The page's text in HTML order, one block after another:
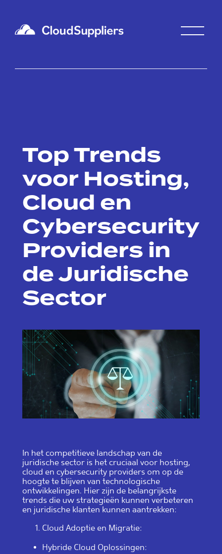
Top Trends
voor Hosting,
Cloud en
Cybersecurity
Providers in
de Juridische
Sector
In het competitieve landschap van de
juridische sector is het cruciaal voor hosting,
cloud en cybersecurity providers om op de
hoogte te blijven van technologische
ontwikkelingen. Hier zijn de belangrijkste
trends die uw strategieën kunnen verbeteren
en juridische klanten kunnen aantrekken:
Cloud Adoptie en Migratie:
Hybride Cloud Oplossingen: